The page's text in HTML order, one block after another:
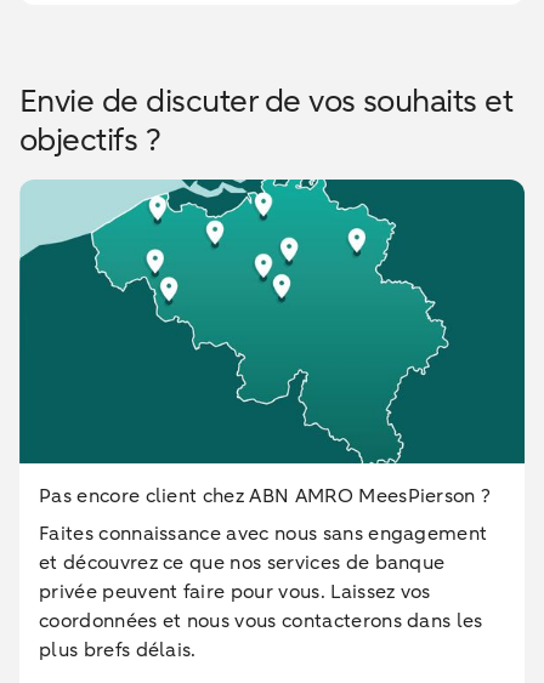
Envie de discuter de vos souhaits et
objectifs ?
Pas encore client chez ABN AMRO MeesPierson ?
Faites connaissance avec nous sans engagement
et découvrez ce que nos services de banque
privée peuvent faire pour vous. Laissez vos
coordonnées et nous vous contacterons dans les
plus brefs délais.